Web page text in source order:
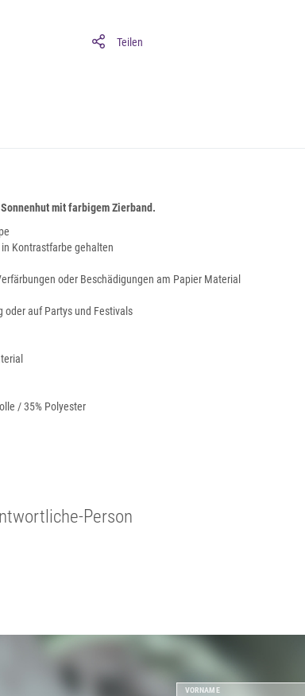
Teilen
mit farbigem Zierband.
Kontrastfarbe gehalten
oder Beschädigungen am Papier Material
oder auf Partys und Festivals
/ 35% Polyester
Person
VORNAME